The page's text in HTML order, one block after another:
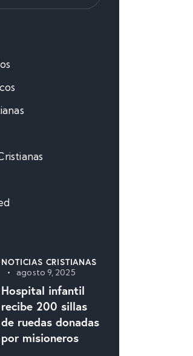
NOTICIAS CRISTIANAS
agosto 9, 2025
Hospital infantil
recibe 200 sillas
de ruedas donadas
por misioneros